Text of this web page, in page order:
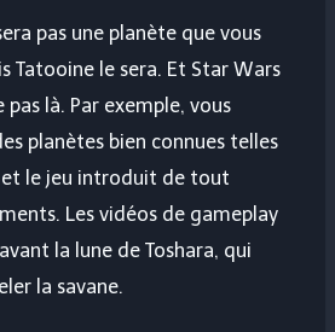
pas une planète que vous
Tatooine le sera. Et Star Wars
là. Par exemple, vous
planètes bien connues telles
et le jeu introduit de tout
Les vidéos de gameplay
la lune de Toshara, qui
la savane.